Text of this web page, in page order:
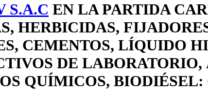
S.A.C EN LA PARTIDA
HERBICIDAS,
CEMENTOS, LÍQUIDO
DE LABORATORIO,
QUÍMICOS, BIODIÉSEL: